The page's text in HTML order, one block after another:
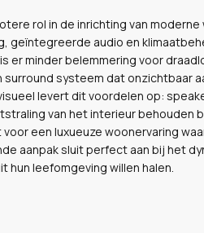
rol in de inrichting van moderne
geïntegreerde audio en
er minder belemmering voor
surround systeem dat onzichtbaar
levert dit voordelen op:
van het interieur behouden
een luxueuze woonervaring
aanpak sluit perfect aan bij het
hun leefomgeving willen halen.